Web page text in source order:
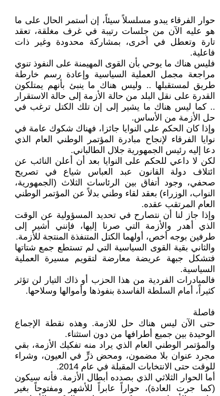
حوار الفرقاء يبدو مسلسلاً سيئاً، إن أستمر الحال على ما
هو عليه الآن من جلسات رتيبة في غرف مغلقة، تعقد
تارة وتعطل في أخرى، بمشاركة محدودة وغير ذات
فاعلية.
فليس هناك ما يوحي بأن القوى المهيمنة على النفوذ تنوي
مراجعة مجمل العملية السياسية وإعادة رسم خارطة
طريق لمستقبلها .. وليس هناك ما ينبئ بأنهم يمتلكون
القدرة على نقل البلد من حالة الأزمة إلى حالة الاستقرار
.. كما ليس هناك ما يشير إلى إن تلك الكتل ترغب في
حل الأزمة من الأساس.
وإذا كان الحكم على النوايا جائزا، فهناك شكوك عامة في
نوايا الفرقاء لإنجاح مبادرة المؤتمر الوطني العام الذي
دعا إليه رئيس الجمهورية جلال الطالباني.
لكن لا داعي للحكم على النوايا بعد أن أعلن النائب عن
ائتلاف دولة القانون عبد العباس شياع في تصريح
صحفي، وجود أتفاق بين الرئاسات الثلاث (الجمهورية،
النواب، الوزراء) بعقد لقاء وطني بدلاً عن المؤتمر الوطني
العام المرتقب عقده.
وإذا جاز لنا أن نتصارح في تحديد المسؤولية عن الوقت
الذي أهدر والأزمة التي صرنا إليها، فإنني أشير إلى
طرفين بوجه أخص، أولهما الكتل المتنفذة المنتجة للأزمة.
والثاني بقية القوى السياسية التي لم تستطع جمع شتاتها
فتشكل جبهة عريضة معارضة لتقويم مسيرة العملية
السياسية.
فالمبادرات الفردية من هذا الحزب أو ذاك التيار لن تؤثر
كثيراً، أمام السلطة الفاسدة بنفوذها وأموالها وسلاحها.
فاصلة
حتى الآن ليس هناك حل للازمة. وهذه نقطة الإجماع
الوحيدة بين جميع أطرافها من دون استثناء.
والمؤتمر الوطني العام الذي يراد منه تفكيك الأزمة، بقي
مجرد عنوان بلا مضمون، ومحض ذرٍّ في العيون، وشراء
للوقت حتى الانتخابات المقبلة في عام 2014.
أما الحوار الثلاثي الذي بصدده أبطال الأزمة. فأنه سيكون
(كما جرت العادة)، حواراً عابراً للأشهر ومفتوحاً بغير